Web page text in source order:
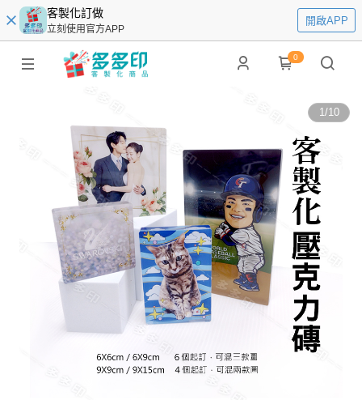
客製化訂做
立刻使用官方APP
開啟APP
0
1/10